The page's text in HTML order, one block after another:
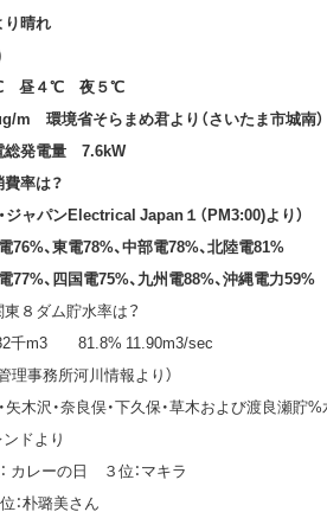
晴れ
昼４℃ 夜５℃
m 環境省そらまめ君より（さいたま市城南）
発電量 7.6kW
率は？
ジャパンElectrical Japan１（PM3:00)より）
76%、東電78%、中部電78%、北陸電81%
77%、四国電75%、九州電88%、沖縄電力59%
８ダム貯水率は？
千m3 81.8% 11.90m3/sec
理事務所河川情報より）
・矢木沢・奈良俣・下久保・草木および渡良瀬貯%
ドより
カレーの日 ３位：マキラ
：朴璐美さん